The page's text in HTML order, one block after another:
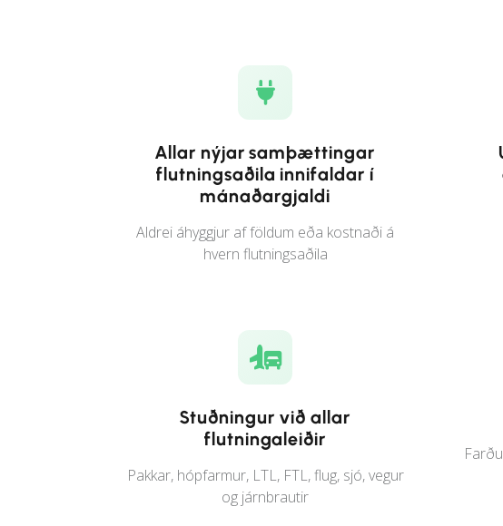
Allar nýjar samþættingar
flutningsaðila innifaldar í
mánaðargjaldi
Aldrei áhyggjur af földum eða kostnaði á
hvern flutningsaðila
Stuðningur við allar
flutningaleiðir
Pakkar, hópfarmur, LTL, FTL, flug, sjó, vegur
og járnbrautir